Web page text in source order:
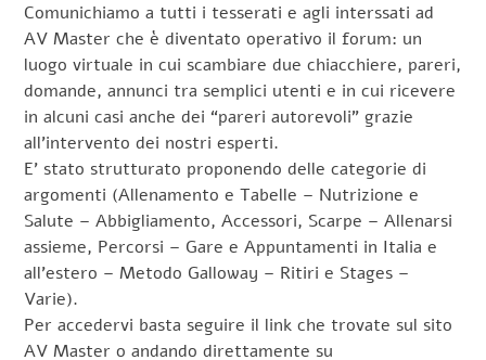
Comunichiamo a tutti i tesserati e agli interssati ad
AV Master che è diventato operativo il forum: un
luogo virtuale in cui scambiare due chiacchiere, pareri,
domande, annunci tra semplici utenti e in cui ricevere
in alcuni casi anche dei “pareri autorevoli” grazie
all’intervento dei nostri esperti.
E’ stato strutturato proponendo delle categorie di
argomenti (Allenamento e Tabelle – Nutrizione e
Salute – Abbigliamento, Accessori, Scarpe – Allenarsi
assieme, Percorsi – Gare e Appuntamenti in Italia e
all’estero – Metodo Galloway – Ritiri e Stages –
Varie).
Per accedervi basta seguire il link che trovate sul sito
AV Master o andando direttamente su